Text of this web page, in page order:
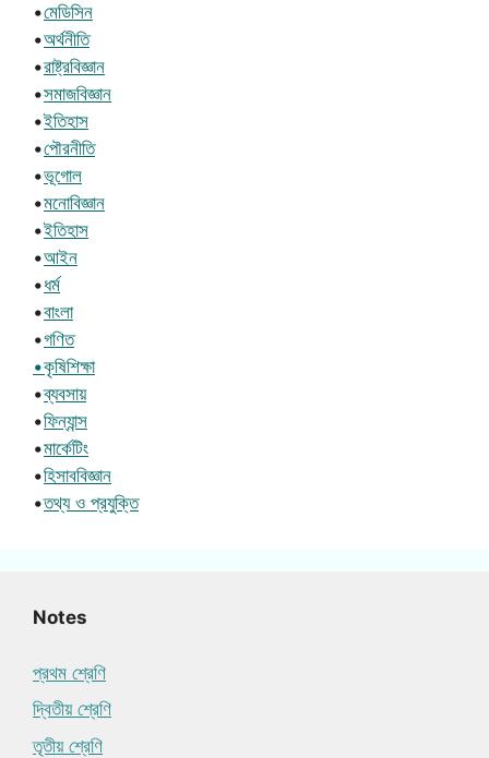
•মেডিসিন
•অর্থনীতি
•রাষ্ট্রবিজ্ঞান
•সমাজবিজ্ঞান
•ইতিহাস
•পৌরনীতি
•ভূগোল
•মনোবিজ্ঞান
•ইতিহাস
•আইন
•ধর্ম
•বাংলা
•গণিত
•কৃষিশিক্ষা
•ব্যবসায়
•ফিন্যান্স
•মার্কেটিং
•হিসাববিজ্ঞান
•তথ্য ও প্রযুক্তি
Notes
প্রথম শ্রেণি
দ্বিতীয় শ্রেণি
তৃতীয় শ্রেণি